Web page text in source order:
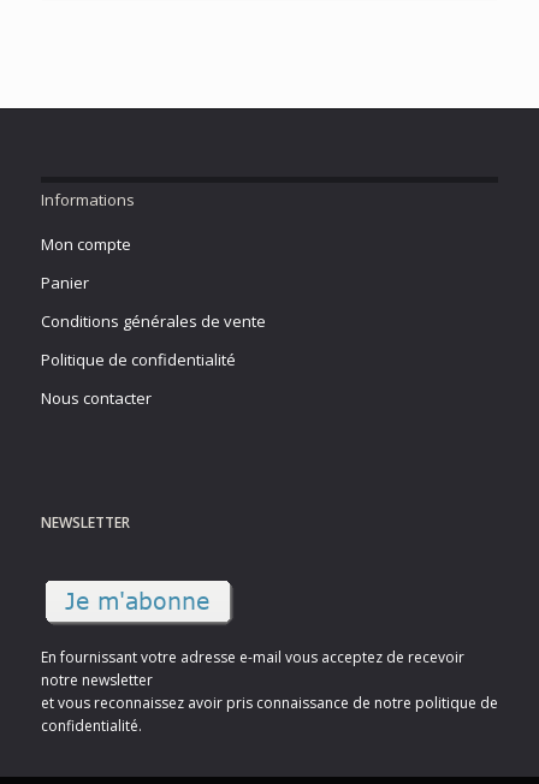
Informations
Mon compte
Panier
Conditions générales de vente
Politique de confidentialité
Nous contacter
NEWSLETTER
En fournissant votre adresse e-mail vous acceptez de recevoir
notre newsletter
et vous reconnaissez avoir pris connaissance de notre politique de
confidentialité.